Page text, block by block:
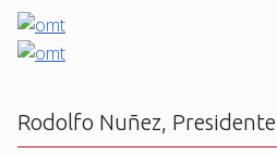
Rodolfo Nuñez,